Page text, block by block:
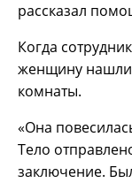
рассказал
Когда
женщину
комнаты.
«Она
Тело
заключение.